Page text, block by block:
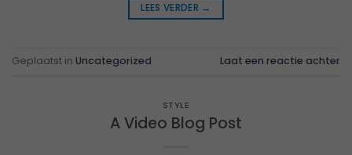
LEES VERDER →
Geplaatst in Uncategorized Laat een reactie achter
STYLE
A Video Blog Post